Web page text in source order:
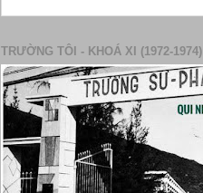
TRƯỜNG TÔI - KHOÁ XI (1972-1974)